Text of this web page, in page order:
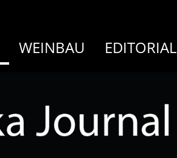
WEINBAU EDITORIAL